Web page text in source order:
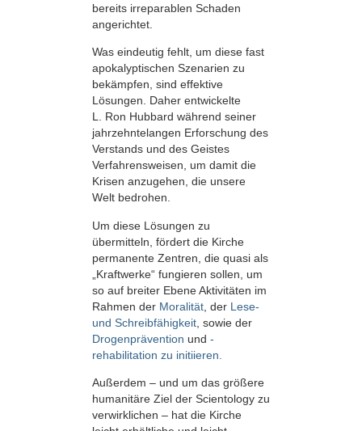
bereits irreparablen Schaden
angerichtet.
Was eindeutig fehlt, um diese fast
apokalyptischen Szenarien zu
bekämpfen, sind effektive
Lösungen. Daher entwickelte
L. Ron Hubbard während seiner
jahrzehntelangen Erforschung des
Verstands und des Geistes
Verfahrensweisen, um damit die
Krisen anzugehen, die unsere
Welt bedrohen.
Um diese Lösungen zu
übermitteln, fördert die Kirche
permanente Zentren, die quasi als
„Kraftwerke“ fungieren sollen, um
so auf breiter Ebene Aktivitäten im
Rahmen der Moralität , der Lese-
und Schreibfähigkeit , sowie der
Drogenprävention und -
rehabilitation zu initiieren.
Außerdem – und um das größere
humanitäre Ziel der Scientology zu
verwirklichen – hat die Kirche